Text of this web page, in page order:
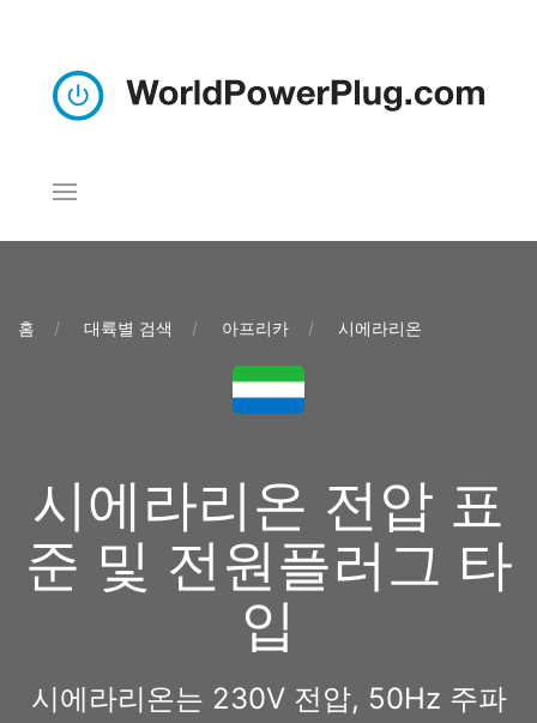
홈 대륙별 검색 아프리카 시에라리온
시에라리온 전압 표
준 및 전원플러그 타
입
시에라리온는 230V 전압, 50Hz 주파